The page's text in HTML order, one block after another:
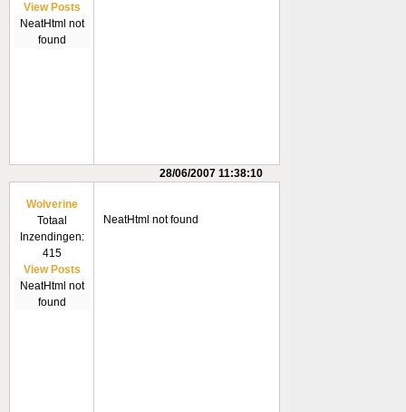
View Posts
NeatHtml not
found
28/06/2007 11:38:10
Wolverine
Totaal
Inzendingen:
415
View Posts
NeatHtml not
found
NeatHtml not found